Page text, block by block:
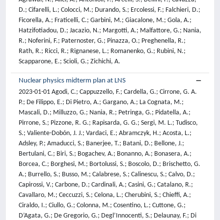
D.; Cifarelli, L.; Colocci, M.; Durando, S.; Ercolessi, F.; Falchieri, D.;
Ficorella, A.; Fraticelli, C.; Garbini, M.; Giacalone, M.; Gola, A.;
Hatzifotiadou, D.; Jacazio, N.; Margotti, A.; Malfattore, G.; Nania,
R.; Noferini, F.; Paternoster, G.; Pinazza, O.; Preghenella, R.;
Rath, R.; Ricci, R.; Rignanese, L.; Romanenko, G.; Rubini, N.;
Scapparone, E.; Scioli, G.; Zichichi, A.
Nuclear physics midterm plan at LNS
2023-01-01 Agodi, C.; Cappuzzello, F.; Cardella, G.; Cirrone, G. A.
P.; De Filippo, E.; Di Pietro, A.; Gargano, A.; La Cognata, M.;
Mascali, D.; Milluzzo, G.; Nania, R.; Petringa, G.; Pidatella, A.;
Pirrone, S.; Pizzone, R. G.; Rapisarda, G. G.; Sergi, M. L.; Tudisco,
S.; Valiente-Dobón, J. J.; Vardaci, E.; Abramczyk, H.; Acosta, L.;
Adsley, P.; Amaducci, S.; Banerjee, T.; Batani, D.; Bellone, J.;
Bertulani, C.; Biri, S.; Bogachev, A.; Bonanno, A.; Bonasera, A.;
Borcea, C.; Borghesi, M.; Bortolussi, S.; Boscolo, D.; Brischetto, G.
A.; Burrello, S.; Busso, M.; Calabrese, S.; Calinescu, S.; Calvo, D.;
Capirossi, V.; Carbone, D.; Cardinali, A.; Casini, G.; Catalano, R.;
Cavallaro, M.; Ceccuzzi, S.; Celona, L.; Cherubini, S.; Chieffi, A.;
Ciraldo, I.; Ciullo, G.; Colonna, M.; Cosentino, L.; Cuttone, G.;
D’Agata, G.; De Gregorio, G.; Degl’Innocenti, S.; Delaunay, F.; Di